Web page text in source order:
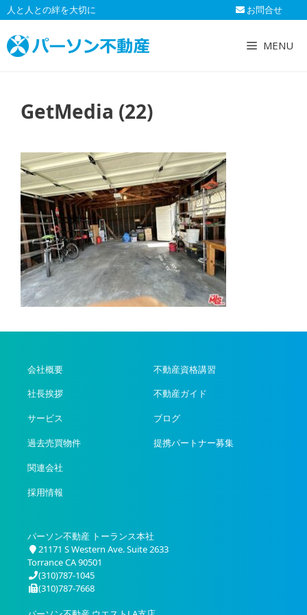
コ
ン
テ
ン
人と人との絆を大切に お問合せ
MENU
GetMedia (22)
会社概要
社長挨拶
サービス
過去売買物件
関連会社
採用情報
不動産資格講習
不動産ガイド
ブログ
提携パートナー募集
パーソン不動産 トーランス本社
21171 S Western Ave. Suite 2633
Torrance CA 90501
(310)787-1045
(310)787-7668